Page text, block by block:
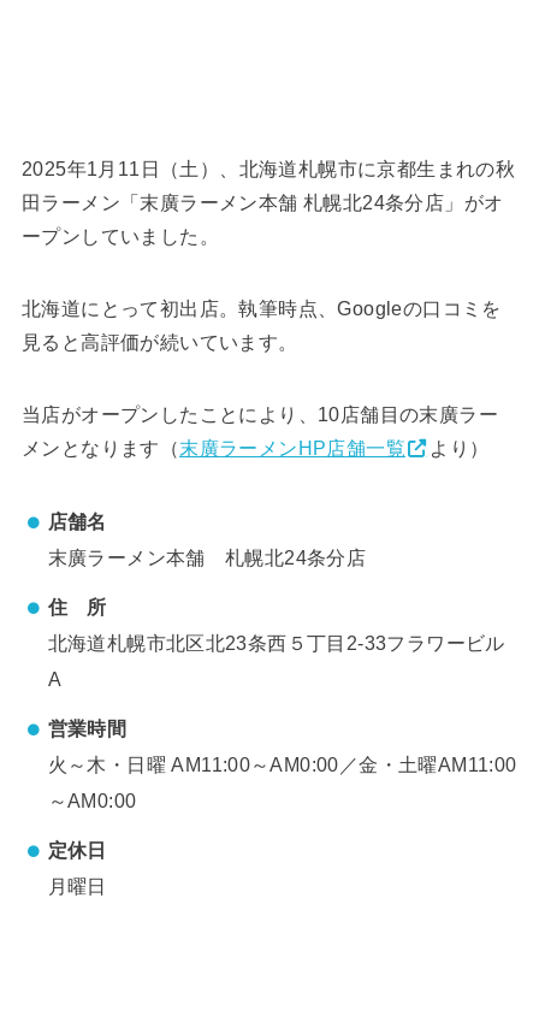
2025年1月11日（土）、北海道札幌市に京都生まれの秋
田ラーメン「末廣ラーメン本舗 札幌北24条分店」がオ
ープンしていました。
北海道にとって初出店。執筆時点、Googleの口コミを
見ると高評価が続いています。
当店がオープンしたことにより、10店舗目の末廣ラー
メンとなります（末廣ラーメンHP店舗一覧 より）
店舗名
末廣ラーメン本舗 札幌北24条分店
住 所
北海道札幌市北区北23条西５丁目2-33フラワービル
A
営業時間
火～木・日曜 AM11:00～AM0:00／金・土曜AM11:00
～AM0:00
定休日
月曜日